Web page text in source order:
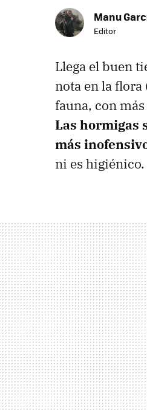
Manu
Editor
Llega el buen
nota en la
fauna, con
Las hormigas
más
ni es higiénico.